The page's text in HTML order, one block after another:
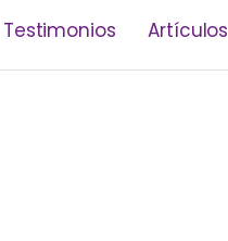
Testimonios Artículos